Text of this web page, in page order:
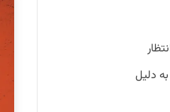
این شرکت به دلیل